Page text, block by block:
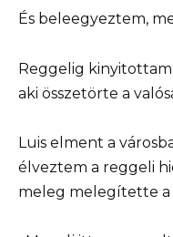
És beleegyeztem,
Reggelig
aki összetörte a
Luis elment a
élveztem a reggeli
meleg melegítette a